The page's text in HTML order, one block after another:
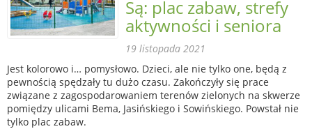
Są: plac zabaw, strefy
aktywności i seniora
19 listopada 2021
Jest kolorowo i… pomysłowo. Dzieci, ale nie tylko one, będą z
pewnością spędzały tu dużo czasu. Zakończyły się prace
związane z zagospodarowaniem terenów zielonych na skwerze
pomiędzy ulicami Bema, Jasińskiego i Sowińskiego. Powstał nie
tylko plac zabaw.